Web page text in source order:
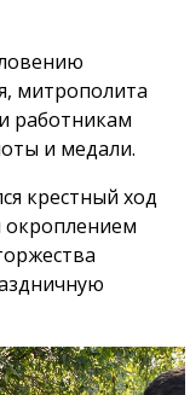
митрополита
работникам
и медали.
крестный ход
окроплением